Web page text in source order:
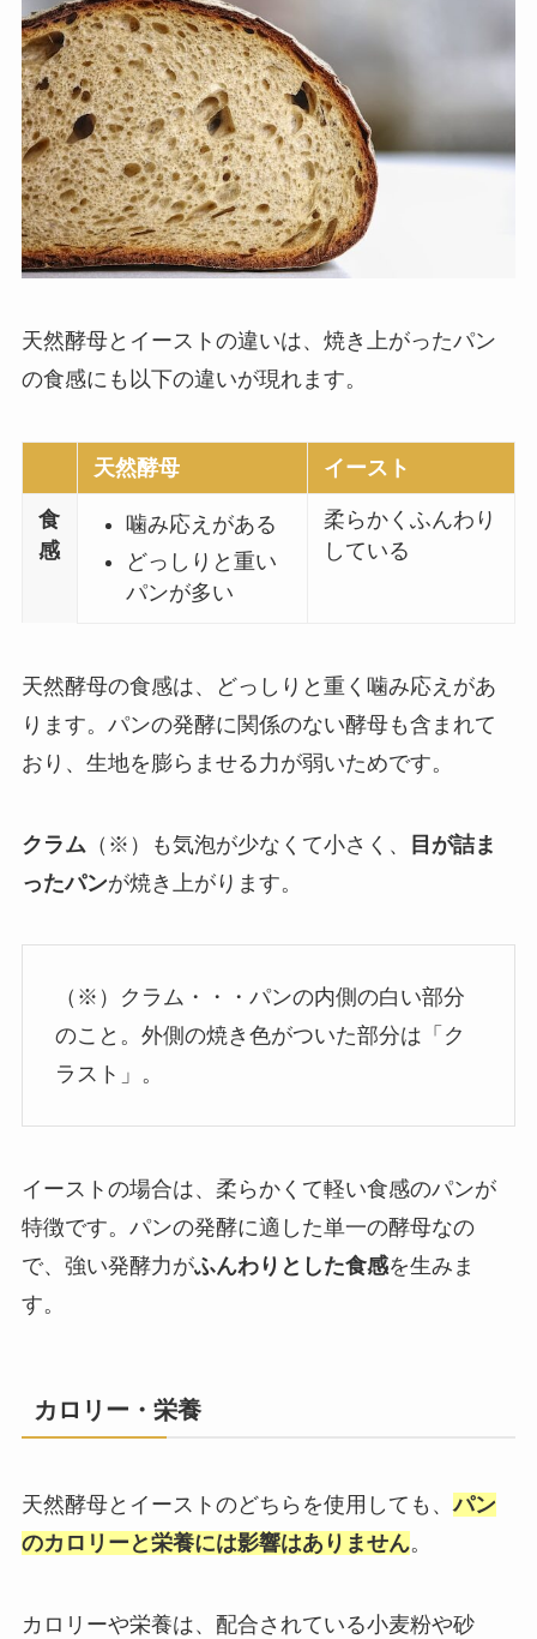
天然酵母とイーストの違いは、焼き上がったパン
の食感にも以下の違いが現れます。
天然酵母 イースト
食
感
噛み応えがある
どっしりと重い
パンが多い
柔らかくふんわり
している
天然酵母の食感は、どっしりと重く噛み応えがあ
ります。パンの発酵に関係のない酵母も含まれて
おり、生地を膨らませる力が弱いためです。
クラム （※）も気泡が少なくて小さく、
目が詰ま
ったパンが焼き上がります。
（※）クラム・・・パンの内側の白い部分
のこと。外側の焼き色がついた部分は「ク
ラスト」。
イーストの場合は、柔らかくて軽い食感のパンが
特徴です。パンの発酵に適した単一の酵母なの
で、強い発酵力がふんわりとした食感を生みま
す。
カロリー・栄養
天然酵母とイーストのどちらを使用しても、パン
のカロリーと栄養には影響はありません。
カロリーや栄養は、配合されている小麦粉や砂